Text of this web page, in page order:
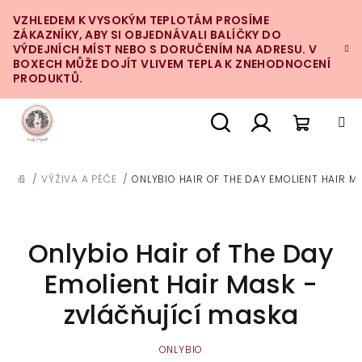
na
obsah
VZHLEDEM K VYSOKÝM TEPLOTÁM PROSÍME
ZÁKAZNÍKY, ABY SI OBJEDNÁVALI BALÍČKY DO
VÝDEJNÍCH MÍST NEBO S DORUČENÍM NA ADRESU. V
BOXECH MŮŽE DOJÍT VLIVEM TEPLA K ZNEHODNOCENÍ
PRODUKTŮ.
DOMŮ
/ VÝŽIVA A PÉČE / ONLYBIO HAIR OF THE DAY EMOLIENT HAIR
Onlybio Hair of The Day
Emolient Hair Mask -
zvláčňující maska
ONLYBIO